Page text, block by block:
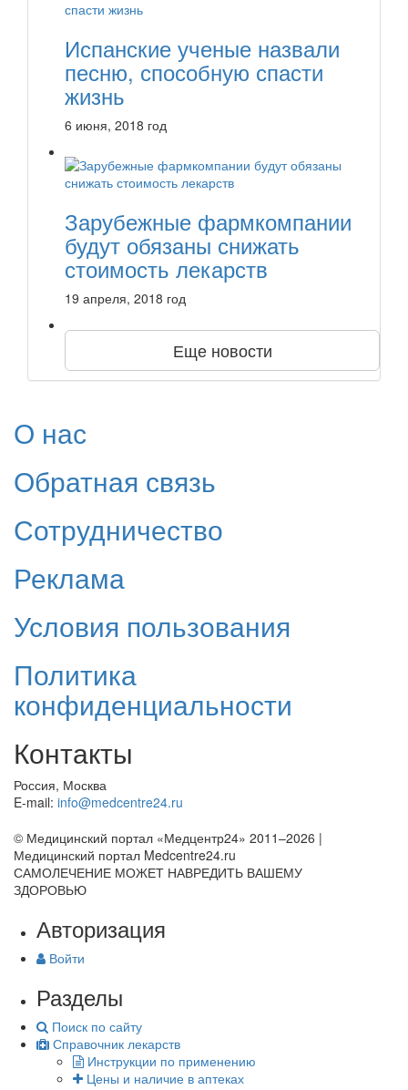
Испанские ученые назвали
песню, способную спасти
жизнь
6 июня, 2018 год
Зарубежные фармкомпании
будут обязаны снижать
стоимость лекарств
19 апреля, 2018 год
Еще новости
О нас
Обратная связь
Сотрудничество
Реклама
Условия пользования
Политика
конфиденциальности
Контакты
Россия, Москва
E-mail: info@medcentre24.ru
© Медицинский портал «Медцентр24» 2011–2026 |
Медицинский портал Medcentre24.ru
САМОЛЕЧЕНИЕ МОЖЕТ НАВРЕДИТЬ ВАШЕМУ
ЗДОРОВЬЮ
Авторизация
Войти
Разделы
Поиск по сайту
Справочник лекарств
Инструкции по применению
Цены и наличие в аптеках